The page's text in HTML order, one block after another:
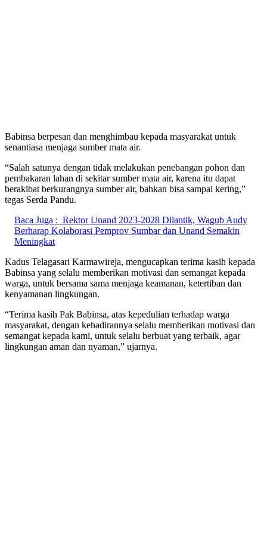
Babinsa berpesan dan menghimbau kepada masyarakat untuk
senantiasa menjaga sumber mata air.
“Salah satunya dengan tidak melakukan penebangan pohon dan
pembakaran lahan di sekitar sumber mata air, karena itu dapat
berakibat berkurangnya sumber air, bahkan bisa sampai kering,”
tegas Serda Pandu.
Baca Juga : Rektor Unand 2023-2028 Dilantik, Wagub Audy
Berharap Kolaborasi Pemprov Sumbar dan Unand Semakin
Meningkat
Kadus Telagasari Karmawireja, mengucapkan terima kasih kepada
Babinsa yang selalu memberikan motivasi dan semangat kepada
warga, untuk bersama sama menjaga keamanan, ketertiban dan
kenyamanan lingkungan.
“Terima kasih Pak Babinsa, atas kepedulian terhadap warga
masyarakat, dengan kehadirannya selalu memberikan motivasi dan
semangat kepada kami, untuk selalu berbuat yang terbaik, agar
lingkungan aman dan nyaman,” ujarnya.